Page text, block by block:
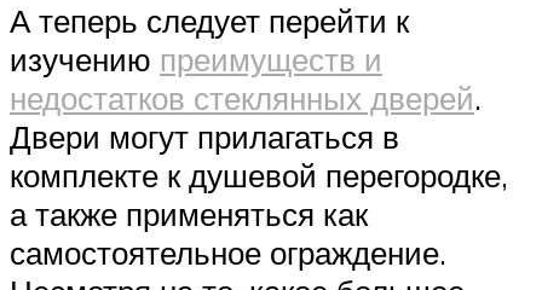
А теперь следует перейти к
изучению преимуществ и
недостатков стеклянных дверей.
Двери могут прилагаться в
комплекте к душевой перегородке,
а также применяться как
самостоятельное ограждение.